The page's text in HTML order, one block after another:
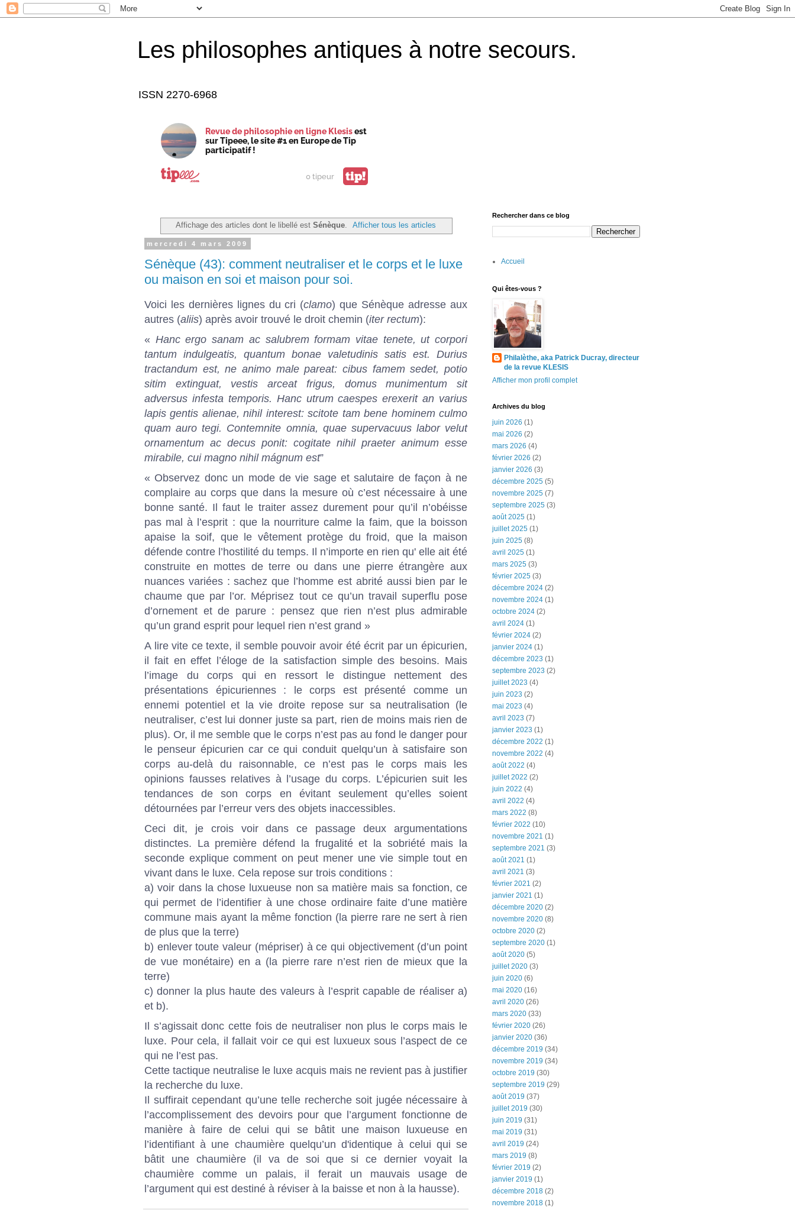
Les philosophes antiques à notre secours.
ISSN 2270-6968
Revue de philosophie en ligne Klesisest
sur Tipeee, le site #1 en Europe de Tip
participatif !
0 tipeur tip!
Affichage des articles dont le libellé est Sénèque. Afficher tous les articles
mercredi 4 mars 2009
Sénèque (43): comment neutraliser et le corps et le luxe
ou maison en soi et maison pour soi.
Voici les dernières lignes du cri (clamo) que Sénèque adresse aux
autres (aliis) après avoir trouvé le droit chemin (iter rectum):
« Hanc ergo sanam ac salubrem formam vitae tenete, ut corpori
tantum indulgeatis, quantum bonae valetudinis satis est. Durius
tractandum est, ne animo male pareat: cibus famem sedet, potio
sitim extinguat, vestis arceat frigus, domus munimentum sit
adversus infesta temporis. Hanc utrum caespes erexerit an varius
lapis gentis alienae, nihil interest: scitote tam bene hominem culmo
quam auro tegi. Contemnite omnia, quae supervacuus labor velut
ornamentum ac decus ponit: cogitate nihil praeter animum esse
mirabile, cui magno nihil mágnum est”
« Observez donc un mode de vie sage et salutaire de façon à ne
complaire au corps que dans la mesure où c’est nécessaire à une
bonne santé. Il faut le traiter assez durement pour qu’il n’obéisse
pas mal à l’esprit : que la nourriture calme la faim, que la boisson
apaise la soif, que le vêtement protège du froid, que la maison
défende contre l’hostilité du temps. Il n’importe en rien qu' elle ait été
construite en mottes de terre ou dans une pierre étrangère aux
nuances variées : sachez que l’homme est abrité aussi bien par le
chaume que par l’or. Méprisez tout ce qu’un travail superflu pose
d’ornement et de parure : pensez que rien n’est plus admirable
qu’un grand esprit pour lequel rien n’est grand »
A lire vite ce texte, il semble pouvoir avoir été écrit par un épicurien,
il fait en effet l’éloge de la satisfaction simple des besoins. Mais
l’image du corps qui en ressort le distingue nettement des
présentations épicuriennes : le corps est présenté comme un
ennemi potentiel et la vie droite repose sur sa neutralisation (le
neutraliser, c’est lui donner juste sa part, rien de moins mais rien de
plus). Or, il me semble que le corps n’est pas au fond le danger pour
le penseur épicurien car ce qui conduit quelqu’un à satisfaire son
corps au-delà du raisonnable, ce n’est pas le corps mais les
opinions fausses relatives à l’usage du corps. L’épicurien suit les
tendances de son corps en évitant seulement qu’elles soient
détournées par l’erreur vers des objets inaccessibles.
Ceci dit, je crois voir dans ce passage deux argumentations
distinctes. La première défend la frugalité et la sobriété mais la
seconde explique comment on peut mener une vie simple tout en
vivant dans le luxe. Cela repose sur trois conditions :
a) voir dans la chose luxueuse non sa matière mais sa fonction, ce
qui permet de l’identifier à une chose ordinaire faite d’une matière
commune mais ayant la même fonction (la pierre rare ne sert à rien
de plus que la terre)
b) enlever toute valeur (mépriser) à ce qui objectivement (d’un point
de vue monétaire) en a (la pierre rare n’est rien de mieux que la
terre)
c) donner la plus haute des valeurs à l’esprit capable de réaliser a)
et b).
Il s’agissait donc cette fois de neutraliser non plus le corps mais le
luxe. Pour cela, il fallait voir ce qui est luxueux sous l’aspect de ce
qui ne l’est pas.
Cette tactique neutralise le luxe acquis mais ne revient pas à justifier
la recherche du luxe.
Il suffirait cependant qu’une telle recherche soit jugée nécessaire à
l’accomplissement des devoirs pour que l’argument fonctionne de
manière à faire de celui qui se bâtit une maison luxueuse en
l’identifiant à une chaumière quelqu’un d'identique à celui qui se
bâtit une chaumière (il va de soi que si ce dernier voyait la
chaumière comme un palais, il ferait un mauvais usage de
l’argument qui est destiné à réviser à la baisse et non à la hausse).
Rechercher dans ce blog
Accueil
Qui êtes-vous ?
Philalèthe, aka Patrick Ducray, directeur
de la revue KLESIS
Afficher mon profil complet
Archives du blog
juin 2026 (1)
mai 2026 (2)
mars 2026 (4)
février 2026 (2)
janvier 2026 (3)
décembre 2025 (5)
novembre 2025 (7)
septembre 2025 (3)
août 2025 (1)
juillet 2025 (1)
juin 2025 (8)
avril 2025 (1)
mars 2025 (3)
février 2025 (3)
décembre 2024 (2)
novembre 2024 (1)
octobre 2024 (2)
avril 2024 (1)
février 2024 (2)
janvier 2024 (1)
décembre 2023 (1)
septembre 2023 (2)
juillet 2023 (4)
juin 2023 (2)
mai 2023 (4)
avril 2023 (7)
janvier 2023 (1)
décembre 2022 (1)
novembre 2022 (4)
août 2022 (4)
juillet 2022 (2)
juin 2022 (4)
avril 2022 (4)
mars 2022 (8)
février 2022 (10)
novembre 2021 (1)
septembre 2021 (3)
août 2021 (1)
avril 2021 (3)
février 2021 (2)
janvier 2021 (1)
décembre 2020 (2)
novembre 2020 (8)
octobre 2020 (2)
septembre 2020 (1)
août 2020 (5)
juillet 2020 (3)
juin 2020 (6)
mai 2020 (16)
avril 2020 (26)
mars 2020 (33)
février 2020 (26)
janvier 2020 (36)
décembre 2019 (34)
novembre 2019 (34)
octobre 2019 (30)
septembre 2019 (29)
août 2019 (37)
juillet 2019 (30)
juin 2019 (31)
mai 2019 (31)
avril 2019 (24)
mars 2019 (8)
février 2019 (2)
janvier 2019 (1)
décembre 2018 (2)
novembre 2018 (1)